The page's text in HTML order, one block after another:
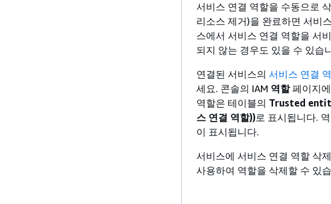
서비스 연결 역할을 수동으로
리소스 제거)을 완료하면 서비
스에서 서비스 연결 역할을 서
되지 않는 경우도 있을 수 있습
연결된 서비스의 서비스 연결
세요. 콘솔의 IAM 역할페이지
역할은 테이블의 Trusted
스 연결 역할))로 표시됩니다.
이 표시됩니다.
서비스에 서비스 연결 역할 삭
사용하여 역할을 삭제할 수 있